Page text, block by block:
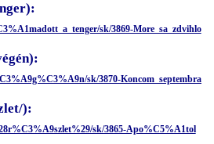
sk/3869-More_sa_zdvihlo
sk/3870-Koncom_septembra
):
sk/3865-Apo%C5%A1tol